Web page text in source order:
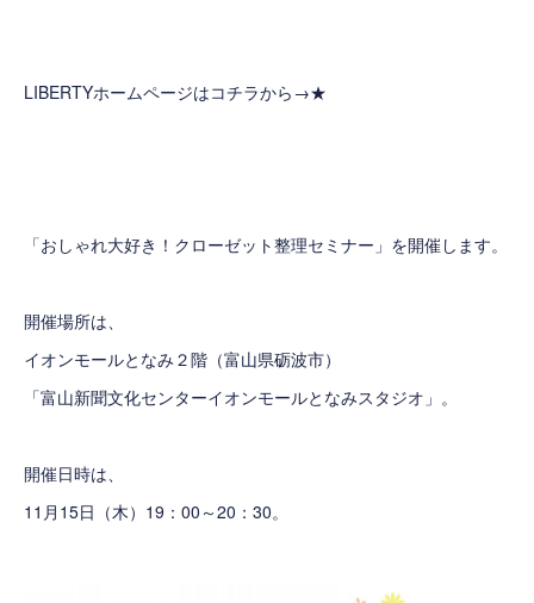
LIBERTYホームページはコチラから→★
「おしゃれ大好き！クローゼット整理セミナー」を開催します。
開催場所は、
イオンモールとなみ２階（富山県砺波市）
「富山新聞文化センターイオンモールとなみスタジオ」。
開催日時は、
11月15日（木）19：00～20：30。